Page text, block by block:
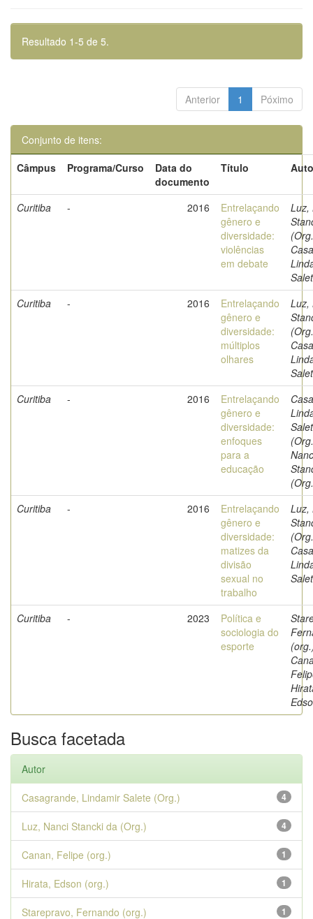
Resultado 1-5 de 5.
Anterior 1 Póximo
Conjunto de itens:
Câmpus
Programa/Curso
Data do
documento
Título
Curitiba - 2016
Entrelaçando
gênero e
diversidade:
violências
em debate
Luz,
Curitiba
- 2016
Entrelaçando
gênero e
diversidade:
múltiplos
olhares
Luz,
Curitiba
- 2016
Entrelaçando
gênero e
diversidade:
enfoques
para a
educação
Curitiba
- 2016
Entrelaçando
gênero e
diversidade:
matizes da
divisão
sexual no
trabalho
Luz,
Curitiba - 2023
Política e
sociologia do
esporte
Busca facetada
Autor
4
Casagrande, Lindamir Salete (Org.)
4
Luz, Nanci Stancki da (Org.)
1
Canan, Felipe (org.)
1
Hirata, Edson (org.)
1
Starepravo, Fernando (org.)